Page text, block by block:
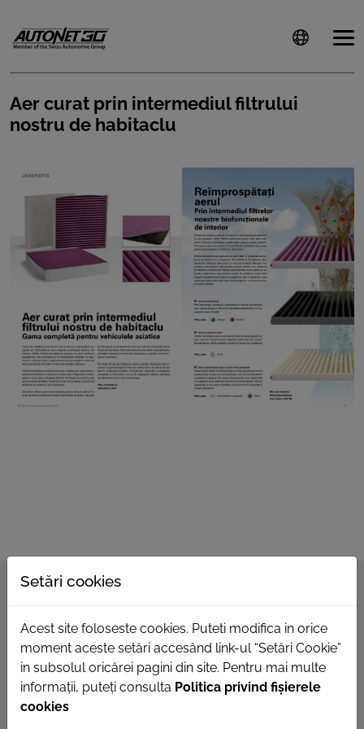
CLIENTI
CARIERE
DOCUMENTE
UTILE
CSR
PRESS
ROOM
CONTACT
Aer curat prin intermediul filtrului
nostru de habitaclu
Setări cookies
Acest site foloseste cookies. Puteti modifica in orice
moment aceste setări accesând link-ul “Setări Cookie”
in subsolul oricărei pagini din site. Pentru mai multe
informații, puteți consulta Politica privind fișierele
cookies